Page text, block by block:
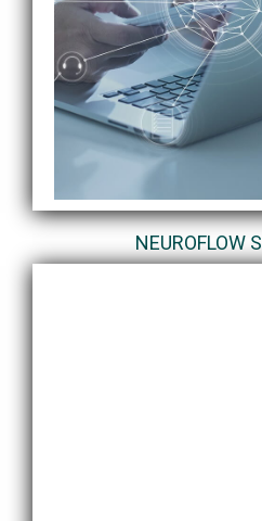
NEUROFLOW